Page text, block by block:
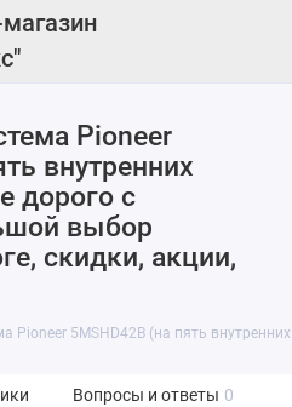
Pioneer
внутренних
дорого с
выбор
скидки, акции,
Pioneer 5MSHD42B (на пять
Вопросы и ответы 0